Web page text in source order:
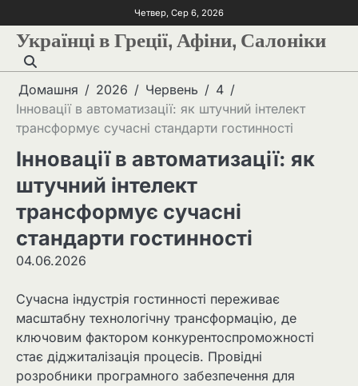
Четвер, Сер 6, 2026
Українці в Греції, Афіни, Салоніки
Домашня 2026 Червень
4
Інновації в автоматизації: як штучний інтелект
трансформує сучасні стандарти гостинності
Інновації в автоматизації: як
штучний інтелект
трансформує сучасні
стандарти гостинності
04.06.2026
Сучасна індустрія гостинності переживає
масштабну технологічну трансформацію, де
ключовим фактором конкурентоспроможності
стає діджиталізація процесів. Провідні
розробники програмного забезпечення для